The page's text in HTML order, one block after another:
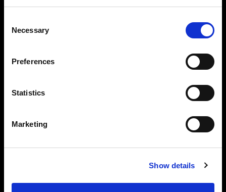
Selection
Necessary
Preferences
Statistics
Marketing
Show details
アイコンたるフォトグラファーは品質に
妥協しません。それは私たちも同様で